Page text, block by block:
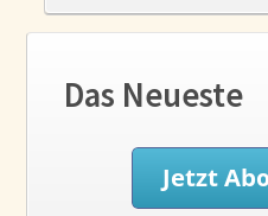
Das Neueste